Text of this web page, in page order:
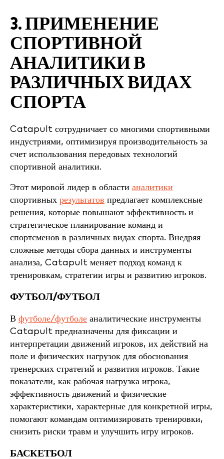
3. ПРИМЕНЕНИЕ
СПОРТИВНОЙ
АНАЛИТИКИ В
РАЗЛИЧНЫХ ВИДАХ
СПОРТА
Catapult сотрудничает со многими спортивными
индустриями, оптимизируя производительность за
счет использования передовых технологий
спортивной аналитики.
Этот мировой лидер в области аналитики
спортивных результатов предлагает комплексные
решения, которые повышают эффективность и
стратегическое планирование команд и
спортсменов в различных видах спорта. Внедряя
сложные методы сбора данных и инструменты
анализа, Catapult меняет подход команд к
тренировкам, стратегии игры и развитию игроков.
ФУТБОЛ/ФУТБОЛ
В футболе/футболе аналитические инструменты
Catapult предназначены для фиксации и
интерпретации движений игроков, их действий на
поле и физических нагрузок для обоснования
тренерских стратегий и развития игроков. Такие
показатели, как рабочая нагрузка игрока,
эффективность движений и физические
характеристики, характерные для конкретной игры,
помогают командам оптимизировать тренировки,
снизить риски травм и улучшить игру игроков.
БАСКЕТБОЛ